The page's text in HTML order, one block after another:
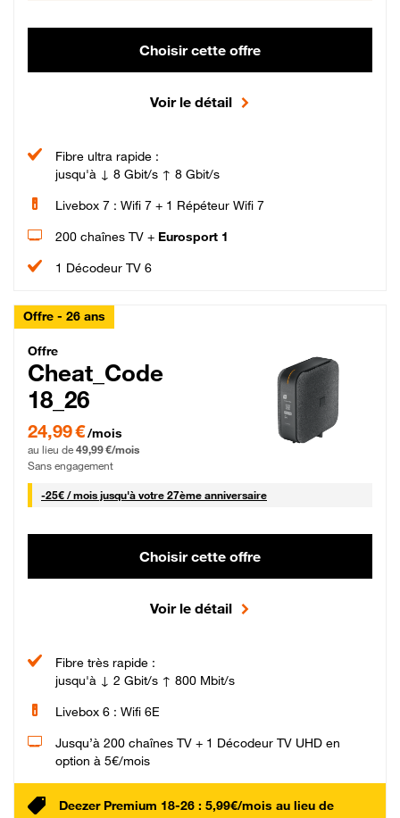
Choisir cette offre
Voir le détail
Fibre ultra rapide :
jusqu'à ↓ 8 Gbit/s ↑ 8 Gbit/s
Livebox 7 : Wifi 7 + 1 Répéteur Wifi 7
200 chaînes TV + Eurosport 1
1 Décodeur TV 6
Offre - 26 ans
Cheat_Code Fibre_18_26
Offre
Cheat_Code
18_26
24,99 € par mois pendant 0 mois puis 49,99 € par mois, Sans engagement
24,99 €/mois
au lieu de 49,99 €/mois
Sans engagement
-25€ / mois25 € par mois
jusqu'à votre 27ème anniversaire
Choisir cette offre
Voir le détail
Fibre très rapide :
jusqu'à ↓ 2 Gbit/s ↑ 800 Mbit/s
Livebox 6 : Wifi 6E
Jusqu’à 200 chaînes TV + 1 Décodeur TV UHD en
option à 5€/mois
Deezer Premium 18-26 : 5,99€/mois au lieu de